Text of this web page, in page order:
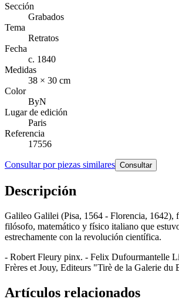
Sección
Grabados
Tema
Retratos
Fecha
c. 1840
Medidas
38 × 30 cm
Color
ByN
Lugar de edición
Paris
Referencia
17556
Consultar por piezas similares Consultar
Descripción
Galileo Galilei (Pisa, 1564 - Florencia, 1642),
filósofo, matemático y físico italiano que
estrechamente con la revolución científica.
- Robert Fleury pinx. - Felix Dufourmantelle
Frères et Jouy, Editeurs "Tirè de la Galerie du
Artículos relacionados